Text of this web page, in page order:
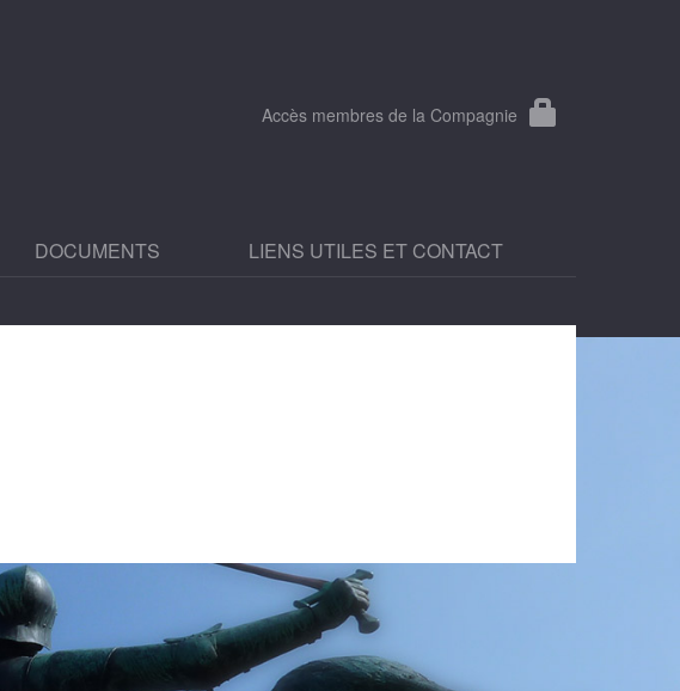
Accès membres de la Compagnie
DOCUMENTS LIENS UTILES ET CONTACT